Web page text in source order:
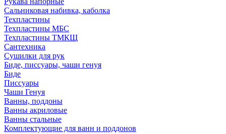
Сальниковая набивка, каболка
Техпластины
Техпластины МБС
Техпластины ТМКЩ
Сантехника
Сушилки для рук
Биде, писсуары, чаши генуя
Биде
Писсуары
Чаши Генуя
Ванны, поддоны
Ванны акриловые
Ванны стальные
Комплектующие для ванн и поддонов